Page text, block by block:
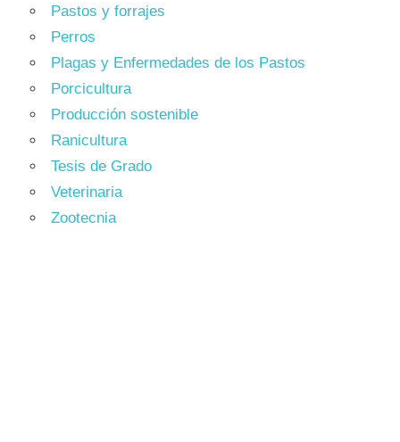
Pastos y forrajes
Perros
Plagas y Enfermedades de los Pastos
Porcicultura
Producción sostenible
Ranicultura
Tesis de Grado
Veterinaria
Zootecnia